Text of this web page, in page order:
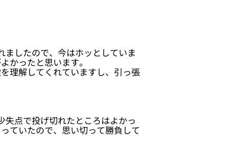
ましたので、今はホッとしていま
かったと思います。
理解してくれていますし、引っ張
失点で投げ切れたところはよかっ
ていたので、思い切って勝負して